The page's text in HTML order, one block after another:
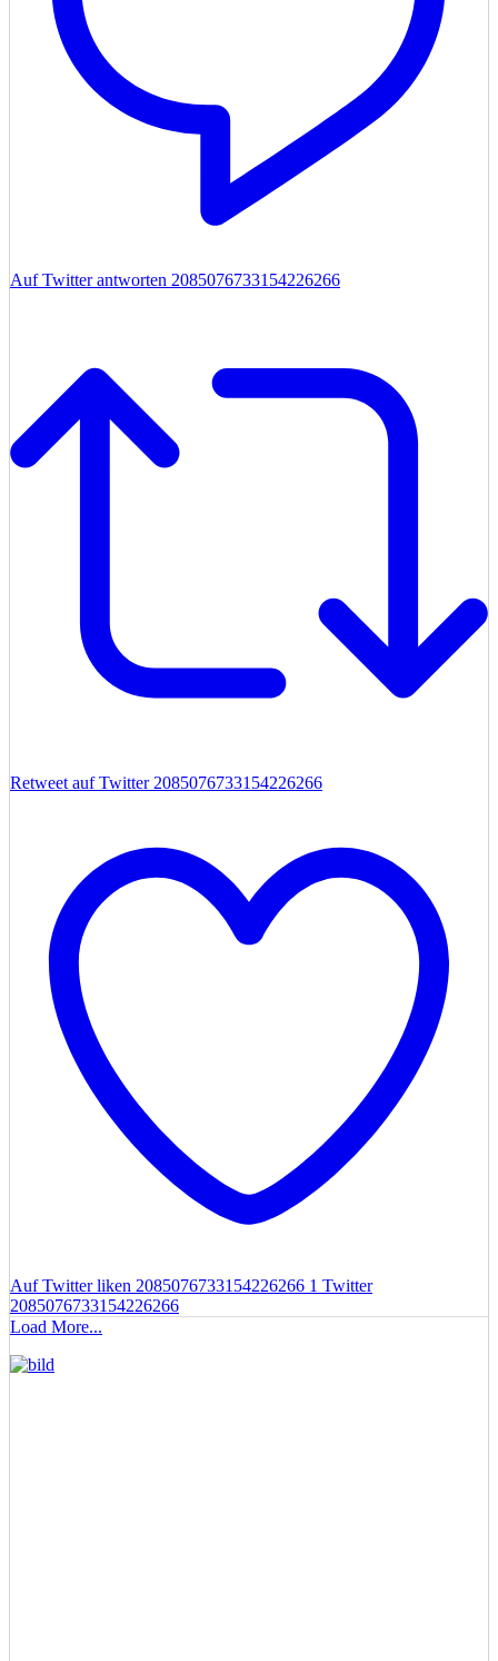
Auf Twitter antworten 2085076733154226266
Retweet auf Twitter 2085076733154226266
Auf Twitter liken 2085076733154226266 1 Twitter
2085076733154226266
Load More...